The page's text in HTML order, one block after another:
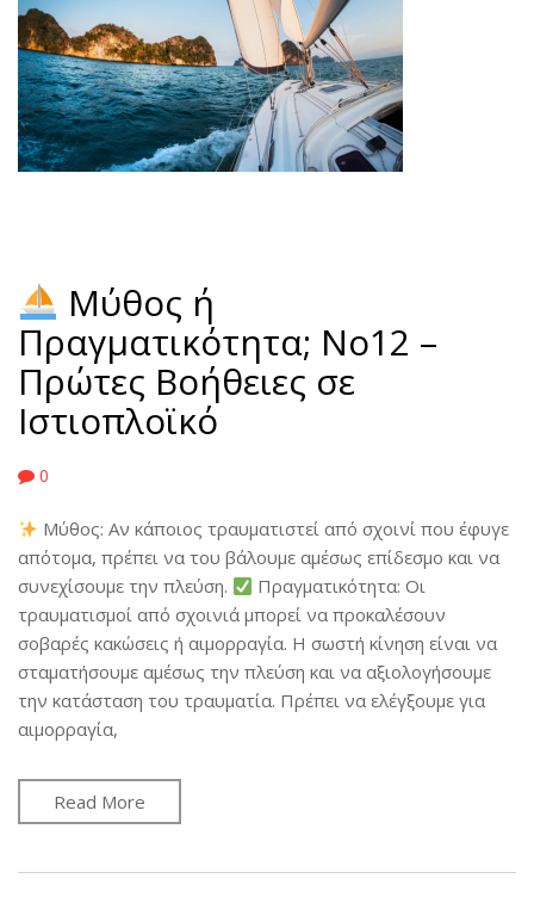
Μύθος ή
Πραγματικότητα; No12 –
Πρώτες Βοήθειες σε
Ιστιοπλοϊκό
0
Μύθος: Αν κάποιος τραυματιστεί από σχοινί που έφυγε
απότομα, πρέπει να του βάλουμε αμέσως επίδεσμο και να
συνεχίσουμε την πλεύση.
Πραγματικότητα: Οι
τραυματισμοί από σχοινιά μπορεί να προκαλέσουν
σοβαρές κακώσεις ή αιμορραγία. Η σωστή κίνηση είναι να
σταματήσουμε αμέσως την πλεύση και να αξιολογήσουμε
την κατάσταση του τραυματία. Πρέπει να ελέγξουμε για
αιμορραγία,
Read More